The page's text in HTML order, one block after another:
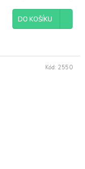
DO KOŠÍKU
Kód: 2550